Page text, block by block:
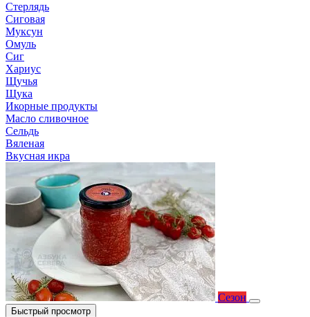
Стерлядь
Сиговая
Муксун
Омуль
Сиг
Хариус
Щучья
Щука
Икорные продукты
Масло сливочное
Сельдь
Вяленая
Вкусная икра
Сезон
Быстрый просмотр